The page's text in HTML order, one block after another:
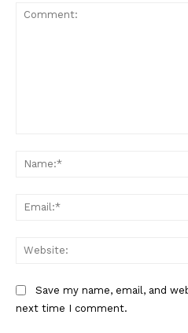
Save my name, email, and
next time I comment.